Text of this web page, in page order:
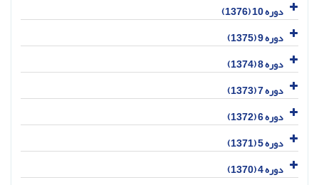
دوره 10 (1376)
دوره 9 (1375)
دوره 8 (1374)
دوره 7 (1373)
دوره 6 (1372)
دوره 5 (1371)
دوره 4 (1370)